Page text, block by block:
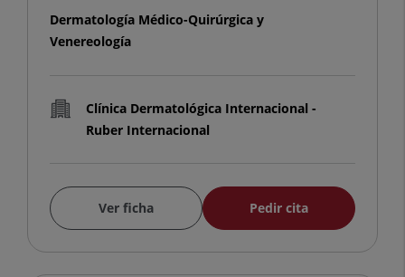
Dermatología Médico-Quirúrgica y
Venereología
Clínica Dermatológica Internacional -
Ruber Internacional
Ver ficha Pedir cita